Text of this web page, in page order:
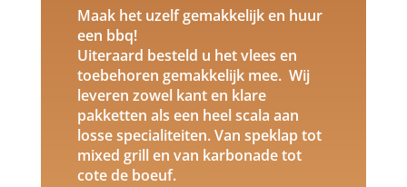
Maak het uzelf gemakkelijk en huur
een bbq!
Uiteraard besteld u het vlees en
toebehoren gemakkelijk mee. Wij
leveren zowel kant en klare
pakketten als een heel scala aan
losse specialiteiten. Van speklap tot
mixed grill en van karbonade tot
cote de boeuf.